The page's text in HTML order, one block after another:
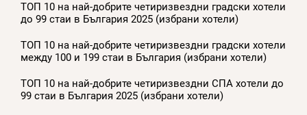
ТОП 10 на най-добрите четиризвездни градски хотели
до 99 стаи в България 2025 (избрани хотели)
ТОП 10 на най-добрите четиризвездни градски хотели
между 100 и 199 стаи в България (избрани хотели)
ТОП 10 на най-добрите четиризвездни СПА хотели до
99 стаи в България 2025 (избрани хотели)